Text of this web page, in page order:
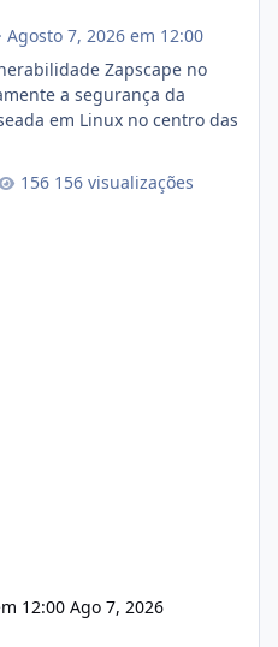
· Agosto 7, 2026 em 12:00
Zapscape no
a segurança da
em Linux no centro das
incidents/dlr
156 visualizações
12:00 Ago 7, 2026